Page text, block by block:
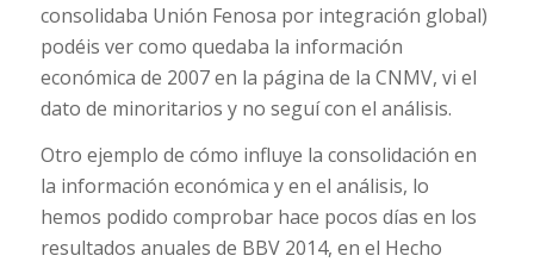
consolidaba Unión Fenosa por integración global)
podéis ver como quedaba la información
económica de 2007 en la página de la CNMV, vi el
dato de minoritarios y no seguí con el análisis.
Otro ejemplo de cómo influye la consolidación en
la información económica y en el análisis, lo
hemos podido comprobar hace pocos días en los
resultados anuales de BBV 2014, en el Hecho